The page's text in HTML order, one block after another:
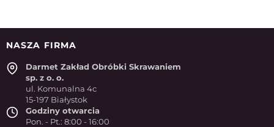
NASZA FIRMA
Darmet Zakład Obróbki Skrawaniem
sp. z o. o.
ul. Komunalna 4c
15-197 Białystok
Godziny otwarcia
Pon. - Pt.: 8:00 - 16:00